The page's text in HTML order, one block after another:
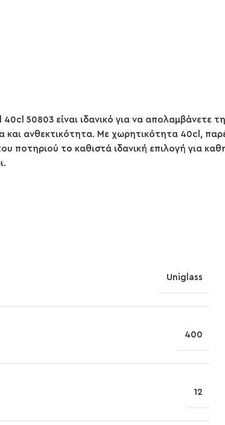
40cl 50803 είναι ιδανικό για να
και ανθεκτικότητα. Με χωρητικότητα 40cl,
ποτηριού το καθιστά ιδανική επιλογή για
Uniglass
400
12